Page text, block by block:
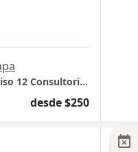
Hospital MAC León - Consultorio Piso 12 Consultorio 1219
desde $250